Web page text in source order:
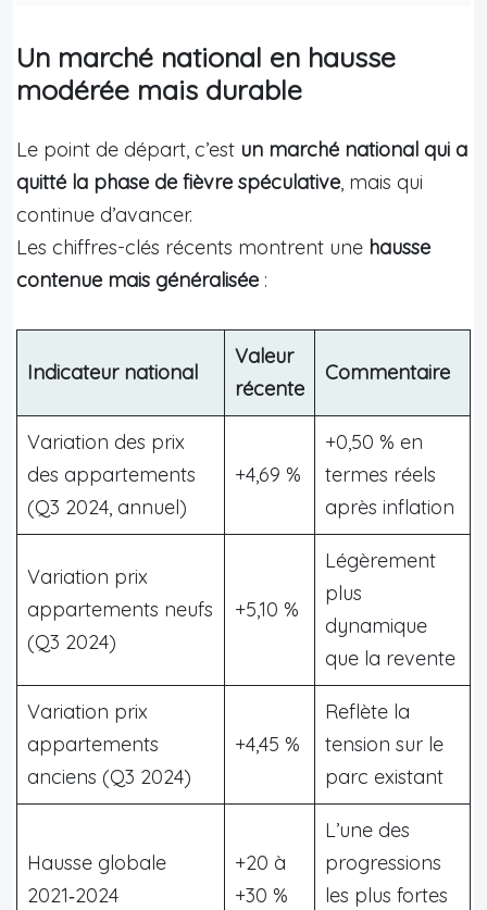
Un marché national en hausse
modérée mais durable
Le point de départ, c’est un marché national qui a
quitté la phase de fièvre spéculative, mais qui
continue d’avancer.
Les chiffres-clés récents montrent une hausse
contenue mais généralisée :
Indicateur national
Valeur
récente
Commentaire
Variation des prix
des appartements
(Q3 2024, annuel)
+4,69 %
+0,50 % en
termes réels
après inflation
Variation prix
appartements neufs
(Q3 2024)
+5,10 %
Légèrement
plus
dynamique
que la revente
Variation prix
appartements
anciens (Q3 2024)
+4,45 %
Reflète la
tension sur le
parc existant
Hausse globale
2021‑2024
+20 à
+30 %
L’une des
progressions
les plus fortes